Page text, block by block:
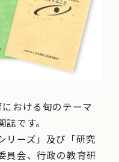
おける旬のテーマ
です。
リーズ」及び「研究
員会、行政の教育研